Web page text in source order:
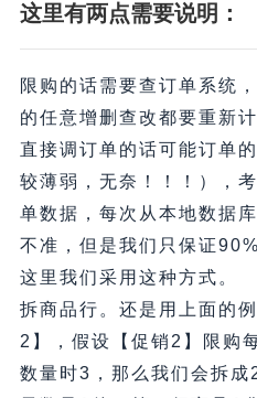
这里有两点需要说明：
限购的话需要查订单系统
的任意增删查改都要重新
直接调订单的话可能订单
较薄弱，无奈！！！），
单数据，每次从本地数据
不准，但是我们只保证
这里我们采用这种方式。
拆商品行。还是用上面的
2】，假设【促销2】限购
数量时3，那么我们会拆